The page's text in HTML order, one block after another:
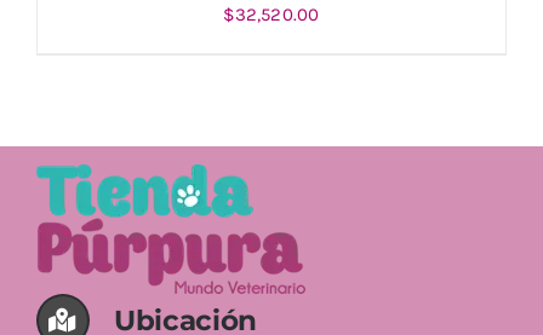
AÑADIR AL CARRITO
$32,520.00
Ubicación